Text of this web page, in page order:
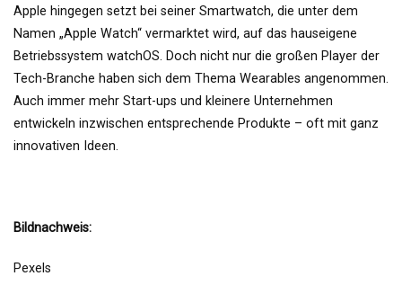
Apple hingegen setzt bei seiner Smartwatch, die unter dem
Namen „Apple Watch“ vermarktet wird, auf das hauseigene
Betriebssystem watchOS. Doch nicht nur die großen Player der
Tech-Branche haben sich dem Thema Wearables angenommen.
Auch immer mehr Start-ups und kleinere Unternehmen
entwickeln inzwischen entsprechende Produkte – oft mit ganz
innovativen Ideen.
Bildnachweis:
Pexels